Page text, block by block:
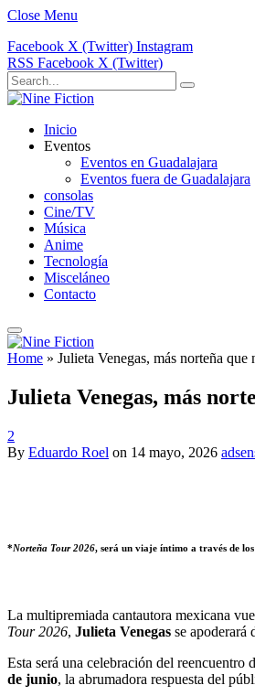
Close Menu
Facebook X (Twitter) Instagram
RSS Facebook X (Twitter)
Inicio
Eventos
Eventos en Guadalajara
Eventos fuera de Guadalajara
consolas
Cine/TV
Música
Anime
Tecnología
Misceláneo
Contacto
Home » Julieta Venegas, más norteña que
Julieta Venegas, más
2
By Eduardo Roel on 14 mayo, 2026
*Norteña Tour 2026, será un viaje íntimo a través de
La multipremiada cantautora mexicana
Tour 2026, Julieta Venegas se apoderará
Esta será una celebración del
de junio, la abrumadora respuesta del